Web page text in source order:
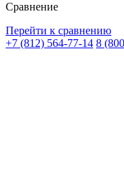
Сравнение
Перейти к сравнению
+7 (812) 564-77-14 8